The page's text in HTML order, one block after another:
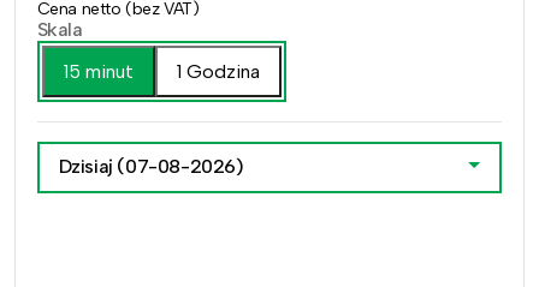
Cena netto (bez VAT)
Skala
15 minut
1 Godzina
Dzisiaj (07-08-2026)